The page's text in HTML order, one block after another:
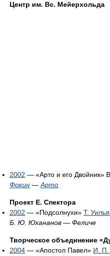
Центр им. Вс. Мейерхольда
2002 — «Арто и его Двойник»
Фокин —Арто
Проект Е. Спектора
2002 — «Подсолнухи» Т.
Б. Ю. Юхананов — Феличе
Творческое объединение
2004 — «Апостол Павел» И. П.